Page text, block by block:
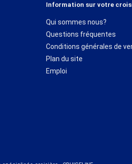
Information sur votre
Qui sommes nous?
Questions fréquentes
Conditions générales de
Plan du site
Emploi